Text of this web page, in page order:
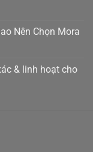
Nên Chọn Mora
& linh hoạt cho